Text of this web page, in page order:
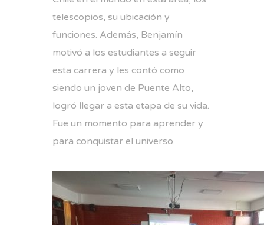
telescopios, su ubicación y
funciones. Además, Benjamín
motivó a los estudiantes a seguir
esta carrera y les contó como
siendo un joven de Puente Alto,
logró llegar a esta etapa de su vida.
Fue un momento para aprender y
para conquistar el universo.